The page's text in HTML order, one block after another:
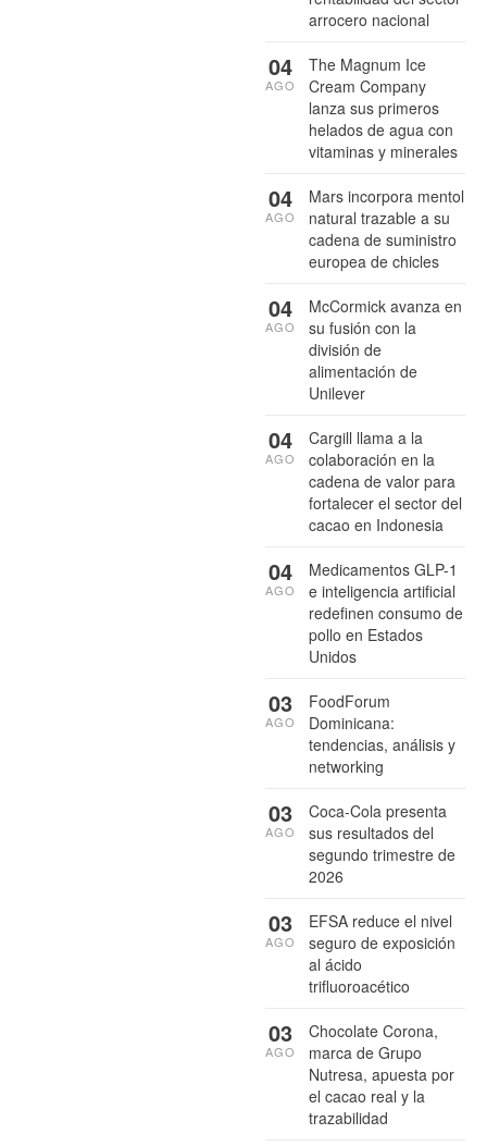
arrocero nacional
The Magnum Ice
Cream Company
lanza sus primeros
helados de agua con
vitaminas y minerales
04
AGO
Mars incorpora mentol
natural trazable a su
cadena de suministro
europea de chicles
04
AGO
McCormick avanza en
su fusión con la
división de
alimentación de
Unilever
04
AGO
Cargill llama a la
colaboración en la
cadena de valor para
fortalecer el sector del
cacao en Indonesia
04
AGO
Medicamentos GLP-1
e inteligencia artificial
redefinen consumo de
pollo en Estados
Unidos
04
AGO
FoodForum
Dominicana:
tendencias, análisis y
networking
03
AGO
Coca-Cola presenta
sus resultados del
segundo trimestre de
2026
03
AGO
EFSA reduce el nivel
seguro de exposición
al ácido
trifluoroacético
03
AGO
Chocolate Corona,
marca de Grupo
Nutresa, apuesta por
el cacao real y la
trazabilidad
03
AGO